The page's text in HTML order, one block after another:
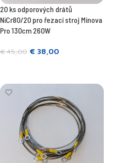
20 ks odporových drátů
NiCr80/20 pro řezací stroj Minova
Pro 130cm 260W
€45,00 € 38,00